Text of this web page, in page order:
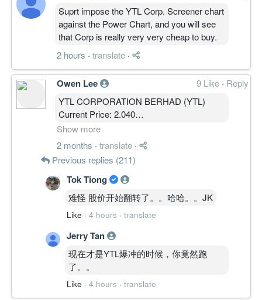
Suprt impose the YTL Corp. Screener chart
against the Power Chart, and you will see
that Corp is really very very cheap to buy.
2 hours · translate ·
Owen Lee 9 Like · Reply
YTL CORPORATION BERHAD (YTL)
Current Price: 2.040
MBOW Structure Update｜30M · 4H · 1D ·
1W · 1M
━━━━━━━━━━
结构状态：高位回落后的支撑带防守
YTL 现在不是反转，是大涨之后跌回
2.000–2.040 关键支撑带做测试。短中线动
能明显转弱，目前定性为「支撑测试 + 短
线弱企稳」，还没有转强证据。
2.040 是生命线。守住，只能算反弹修复；
跌破 2.000，结构转入失败扩散。
━━━━━━━━━━
多周期解读
月线：长期没崩坏，仍在大区间中部，但
Show more
2 months · translate ·
Previous replies (211)
Tok Tiong
难怪 股价开始翻转了。。哈哈。。JK
Like · 4 hours · translate
Jerry Tan
现在才是YTL爆冲的时候，你竟然跑
了。。
Like · 4 hours · translate